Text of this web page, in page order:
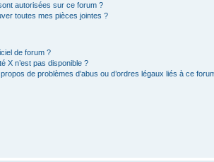
autorisées sur ce forum ?
toutes mes pièces jointes ?
de forum ?
X n’est pas disponible ?
de problèmes d’abus ou d’ordres légaux liés à ce